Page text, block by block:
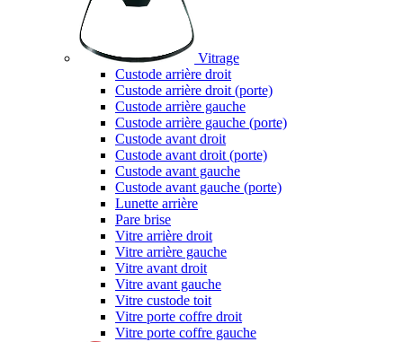
Vitrage
Custode arrière droit
Custode arrière droit (porte)
Custode arrière gauche
Custode arrière gauche (porte)
Custode avant droit
Custode avant droit (porte)
Custode avant gauche
Custode avant gauche (porte)
Lunette arrière
Pare brise
Vitre arrière droit
Vitre arrière gauche
Vitre avant droit
Vitre avant gauche
Vitre custode toit
Vitre porte coffre droit
Vitre porte coffre gauche